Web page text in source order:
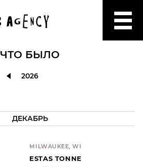
ЧТО БЫЛО
2026
ДЕКАБРЬ
MILWAUKEE, WI
ESTAS TONNE